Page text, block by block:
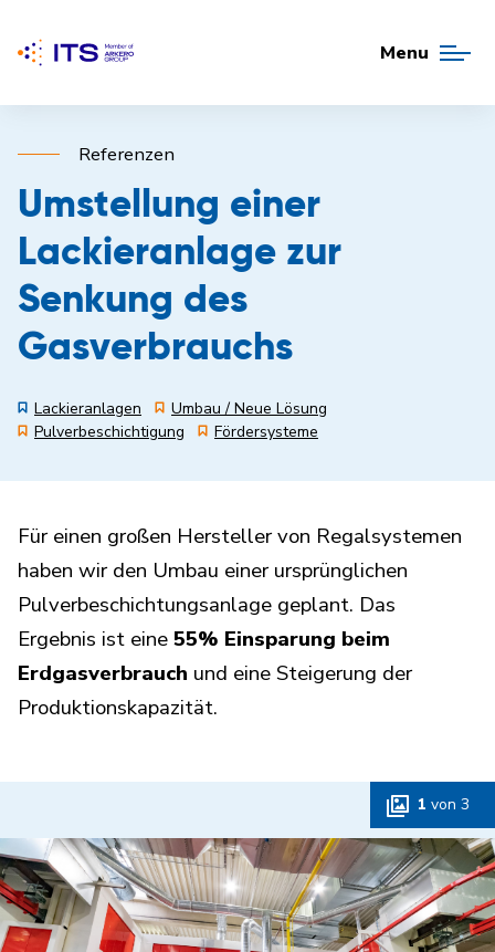
Menu
Referenzen
Umstellung einer
Lackieranlage zur
Senkung des
Gasverbrauchs
Lackieranlagen
Umbau / Neue Lösung
Pulverbeschichtigung
Fördersysteme
Für einen großen Hersteller von Regalsystemen
haben wir den Umbau einer ursprünglichen
Pulverbeschichtungsanlage geplant. Das
Ergebnis ist eine55% Einsparung beim
Erdgasverbrauch und eine Steigerung der
Produktionskapazität.
1 von 3